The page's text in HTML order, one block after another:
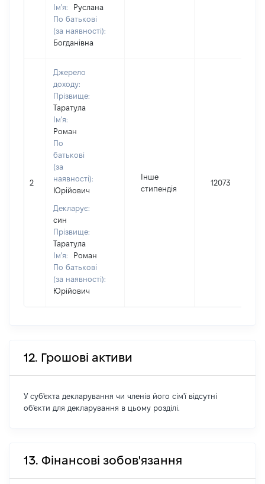
Ім'я:
Руслана
По батькові
(за наявності):
Богданівна
2
Джерело
доходу:
Прізвище:
Таратула
Ім'я:
Роман
По
батькові
(за
наявності):
Юрійович
Декларує:
син
Прізвище:
Таратула
Ім'я:
Роман
По батькові
(за наявності):
Юрійович
Інше
стипендія
12073
12. Грошові активи
У суб'єкта декларування чи членів його сім'ї відсутні
об'єкти для декларування в цьому розділі.
13. Фінансові зобов'язання